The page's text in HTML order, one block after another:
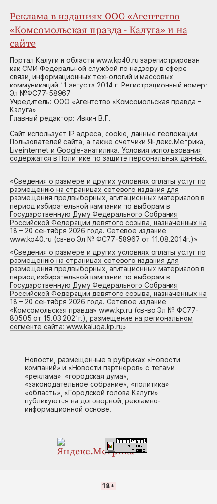
Реклама в изданиях ООО «Агентство
«Комсомольская правда - Калуга» и на
сайте
Портал Калуги и области www.kp40.ru зарегистрирован
как СМИ Федеральной службой по надзору в сфере
связи, информационных технологий и массовых
коммуникаций 11 августа 2014 г. Регистрационный номер:
Эл №ФС77-58967
Учредитель: ООО «Агентство «Комсомольская правда –
Калуга»
Главный редактор: Ивкин В.П.
Сайт использует IP адреса, cookie, данные геолокации
Пользователей сайта, а также счетчики Яндекс.Метрика,
Liveinternet и Google-анатилика. Условия использования
содержатся в Политике по защите персональных данных.
«Сведения о размере и других условиях оплаты услуг по
размещению на страницах сетевого издания для
размещения предвыборных, агитационных материалов в
период избирательной кампании по выборам в
Государственную Думу Федерального Собрания
Российской Федерации девятого созыва, назначенных на
18 – 20 сентября 2026 года. Сетевое издание
www.kp40.ru (св-во Эл № ФС77-58967 от 11.08.2014г.)»
«Сведения о размере и других условиях оплаты услуг по
размещению на страницах сетевого издания для
размещения предвыборных, агитационных материалов в
период избирательной кампании по выборам в
Государственную Думу Федерального Собрания
Российской Федерации девятого созыва, назначенных на
18 – 20 сентября 2026 года. Сетевое издание
«Комсомольская правда» www.kp.ru (св-во Эл № ФС77-
80505 от 15.03.2021г.), размещение на региональном
сегменте сайта: www.kaluga.kp.ru»
Новости, размещенные в рубриках «Новости
компаний» и «Новости партнеров» с тегами
«реклама», «городская дума»,
«законодательное собрание», «политика»,
«область», «Городской голова Калуги»
публикуются на договорной, рекламно-
информационной основе.
18+